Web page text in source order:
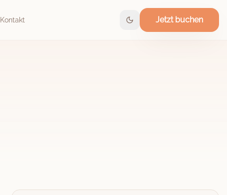
Kontakt Jetzt buchen